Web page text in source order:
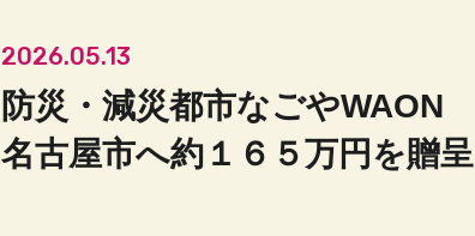
2026.05.13
防災・減災都市なごやWAON
名古屋市へ約１６５万円を贈呈